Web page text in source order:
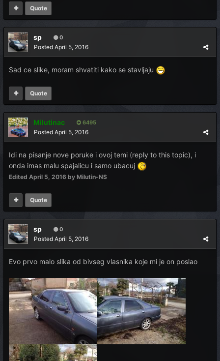
Quote
sp 0
Posted April 5, 2016
Sad ce slike, moram shvatiti kako se stavljaju
Quote
Milutinac 6495
Posted April 5, 2016
Idi na pisanje nove poruke i ovoj temi (reply to this topic), i
onda imas malu spajalicu i samo ubacuj
Edited April 5, 2016 by Milutin-NS
Quote
sp 0
Posted April 5, 2016
Evo prvo malo slika od bivseg vlasnika koje mi je on poslao